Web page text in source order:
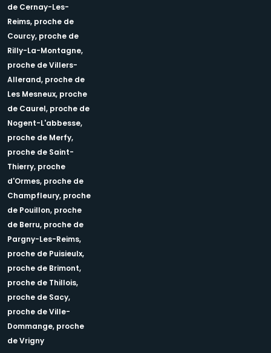
de Cernay-Les-
Reims, proche de
Courcy, proche de
Rilly-La-Montagne,
proche de Villers-
Allerand, proche de
Les Mesneux, proche
de Caurel, proche de
Nogent-L'abbesse,
proche de Merfy,
proche de Saint-
Thierry, proche
d'Ormes, proche de
Champfleury, proche
de Pouillon, proche
de Berru, proche de
Pargny-Les-Reims,
proche de Puisieulx,
proche de Brimont,
proche de Thillois,
proche de Sacy,
proche de Ville-
Dommange, proche
de Vrigny